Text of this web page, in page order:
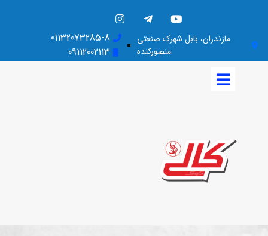
مازندران، بابل شهرک صنعتی
منصورکنده
01132073285-8
09112002113